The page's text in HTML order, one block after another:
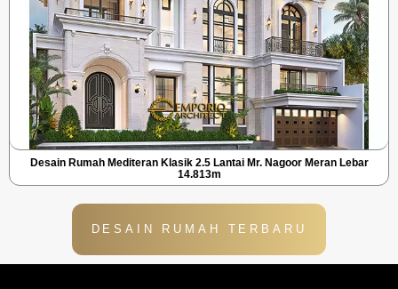
Desain Rumah Mediteran Klasik 2.5 Lantai Mr. Nagoor Meran Lebar
14.813m
DESAIN RUMAH TERBARU